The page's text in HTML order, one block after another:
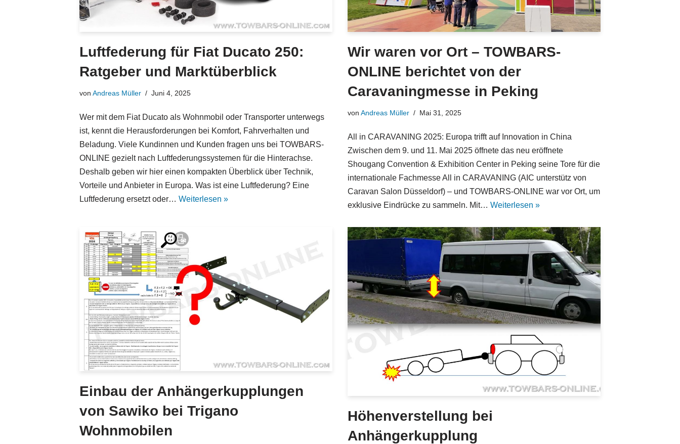
Luftfederung für Fiat Ducato 250:
Ratgeber und Marktüberblick
von Andreas Müller Juni 4, 2025
Wer mit dem Fiat Ducato als Wohnmobil oder Transporter unterwegs
ist, kennt die Herausforderungen bei Komfort, Fahrverhalten und
Beladung. Viele Kundinnen und Kunden fragen uns bei TOWBARS-
ONLINE gezielt nach Luftfederungssystemen für die Hinterachse.
Deshalb geben wir hier einen kompakten Überblick über Technik,
Vorteile und Anbieter in Europa. Was ist eine Luftfederung? Eine
Luftfederung ersetzt oder… Weiterlesen »
Wir waren vor Ort – TOWBARS-
ONLINE berichtet von der
Caravaningmesse in Peking
von Andreas Müller Mai 31, 2025
All in CARAVANING 2025: Europa trifft auf Innovation in China
Zwischen dem 9. und 11. Mai 2025 öffnete das neu eröffnete
Shougang Convention & Exhibition Center in Peking seine Tore für die
internationale Fachmesse All in CARAVANING (AIC unterstütz von
Caravan Salon Düsseldorf) – und TOWBARS-ONLINE war vor Ort, um
exklusive Eindrücke zu sammeln. Mit… Weiterlesen »
Einbau der Anhängerkupplungen
von Sawiko bei Trigano
Wohnmobilen
Höhenverstellung bei
Anhängerkupplung